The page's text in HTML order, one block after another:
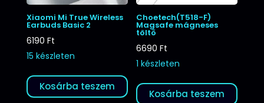
Xiaomi Mi True Wireless
Earbuds Basic 2
6190 Ft
15 készleten
Kosárba teszem
Choetech(T518-F)
Magsafe mágneses
töltő
6690Ft
1 készleten
Kosárba teszem